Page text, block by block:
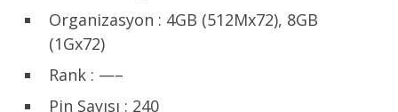
Organizasyon : 4GB (512Mx72), 8GB
(1Gx72)
Rank : —–
Pin Sayısı : 240